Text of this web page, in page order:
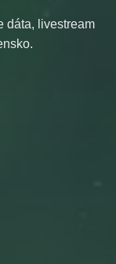
dáta, livestream